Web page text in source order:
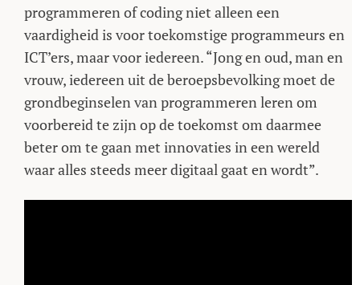
programmeren of coding niet alleen een
vaardigheid is voor toekomstige programmeurs en
ICT’ers, maar voor iedereen. “Jong en oud, man en
vrouw, iedereen uit de beroepsbevolking moet de
grondbeginselen van programmeren leren om
voorbereid te zijn op de toekomst om daarmee
beter om te gaan met innovaties in een wereld
waar alles steeds meer digitaal gaat en wordt”.